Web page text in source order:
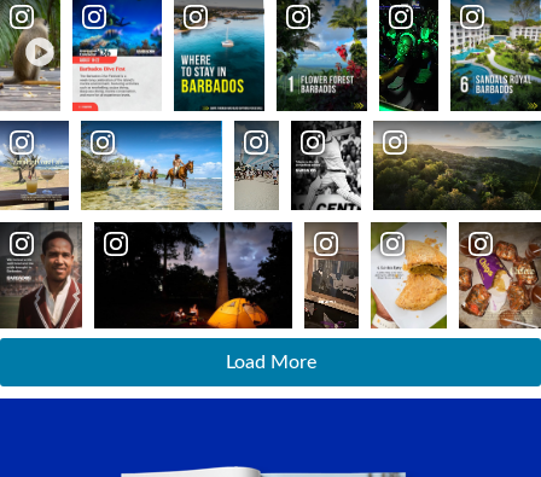
Load More